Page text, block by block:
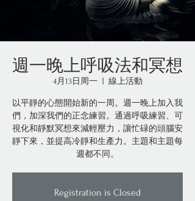
週一晚上呼吸法和冥想
4月13日周一
  |
線上活動
以平靜的心態開始新的一周。週一晚上加入我
們，加深我們的正念練習。通過呼吸練習、可
視化和靜默冥想來減輕壓力，讓忙碌的頭腦安
靜下來，並提高冷靜和生產力。主題和主題每
週都不同。
Registration is Closed